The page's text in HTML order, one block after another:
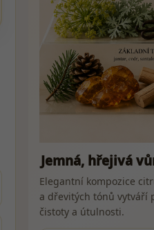
Jemná, hřejivá
Elegantní kompozice
a dřevitých tónů vytváří
čistoty a útulnosti.